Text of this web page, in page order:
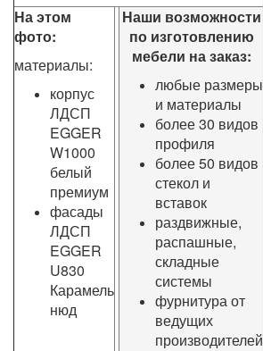
На этом
фото:
материалы:
корпус
ЛДСП
EGGER
W1000
белый
премиум
фасады
ЛДСП
EGGER
U830
Карамель
нюд
Наши возможности
по изготовлению
мебели на заказ:
любые размеры
и материалы
более 30 видов
профиля
более 50 видов
стекол и
вставок
раздвижные,
распашные,
складные
системы
фурнитура от
ведущих
производителей